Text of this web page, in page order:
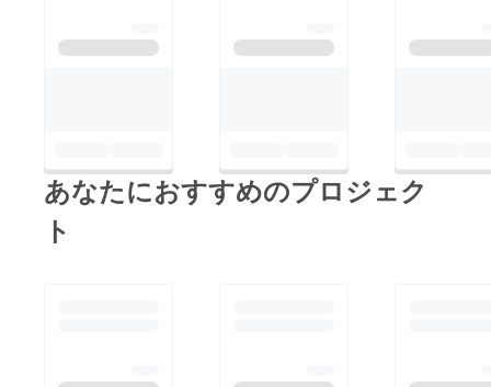
あなたにおすすめのプロジェク
ト